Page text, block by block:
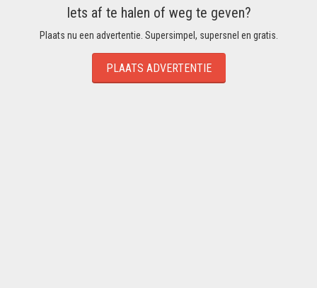
Iets af te halen of weg te geven?
Plaats nu een advertentie. Supersimpel, supersnel en gratis.
PLAATS ADVERTENTIE